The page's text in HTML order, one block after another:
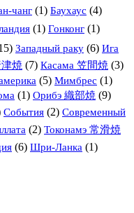
чанг (1) Баухаус (4)
(1) Гонконг (1)
Западный раку (6) Ига
焼 (7) Касама 笠間焼 (3)
(5) Мимбрес (1)
(1) Орибэ 織部焼 (9)
События (2) Современный
(2) Токонамэ 常滑焼
(6) Шри-Ланка (1)